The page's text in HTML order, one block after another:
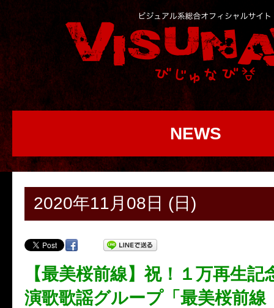
NEWS
2020年11月08日 (日)
【最美桜前線】祝！１万再生記
演歌歌謡グループ「最美桜前線